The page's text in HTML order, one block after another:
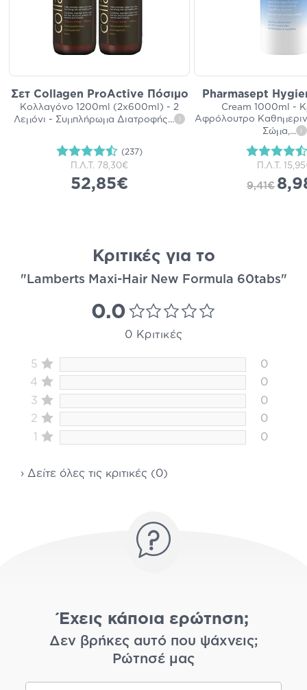
Σετ Collagen ProActive Πόσιμο
Κολλαγόνο 1200ml (2x600ml) - 2
Λεμόνι - Συμπλήρωμα Διατροφής... i
(237)
Π.Λ.Τ. 78,30€
52,85€
Pharmasept
Cream 1000ml -
Αφρόλουτρο
Σώμα, ... i
Π.Λ.Τ.
9,41€
Κριτικές για το
"Lamberts Maxi-Hair New Formula 60tabs"
0.0
0 Κριτικές
5
0
4
0
3
0
2
0
1
0
› Δείτε όλες τις κριτικές (0)
Έχεις κάποια ερώτηση;
Δεν βρήκες αυτό που ψάχνεις;
Ρώτησέ μας